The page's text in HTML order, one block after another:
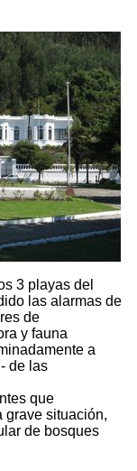
3 playas del
las alarmas de
de
y fauna
a
de las
que
grave situación,
de bosques